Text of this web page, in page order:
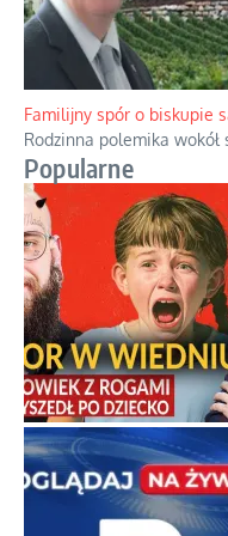
Ciemna strona
Historia jest
że będziemy coś
powstania nie zrobili, jest
Familijny spór o biskupie